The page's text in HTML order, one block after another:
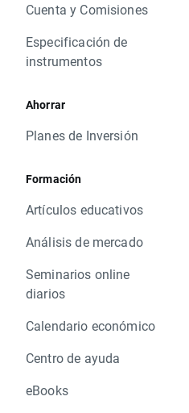
Cuenta y Comisiones
Especificación de
instrumentos
Ahorrar
Planes de Inversión
Formación
Artículos educativos
Análisis de mercado
Seminarios online
diarios
Calendario económico
Centro de ayuda
eBooks